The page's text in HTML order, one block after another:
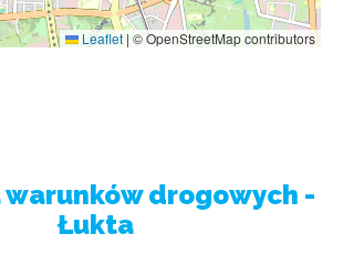
Leaflet | © OpenStreetMap contributors
warunków drogowych -
Łukta